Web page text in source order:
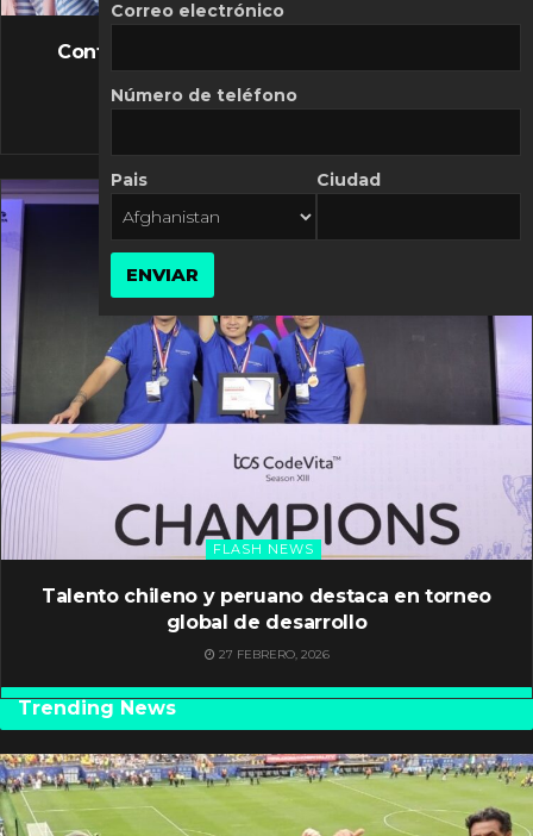
FLASH NEWS
Controversia de Mercado Libre por costos
10 MARZO, 2026
FLASH NEWS
Talento chileno y peruano destaca en torneo
global de desarrollo
27 FEBRERO, 2026
Trending News
Correo electrónico
Número de teléfono
Pais Ciudad
ENVIAR